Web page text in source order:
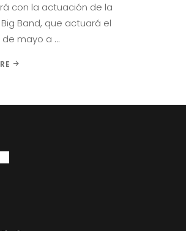
con la actuación de la
Band, que actuará el
de mayo a